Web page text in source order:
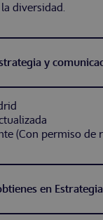
diversidad.
y
(Con permiso de
en